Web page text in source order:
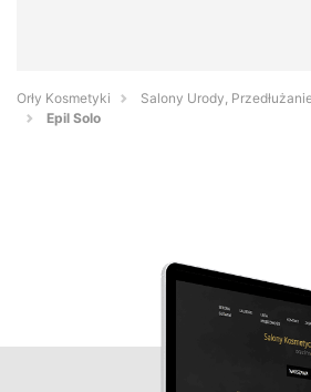
Orły Kosmetyki
Salony Urody,
Epil Solo